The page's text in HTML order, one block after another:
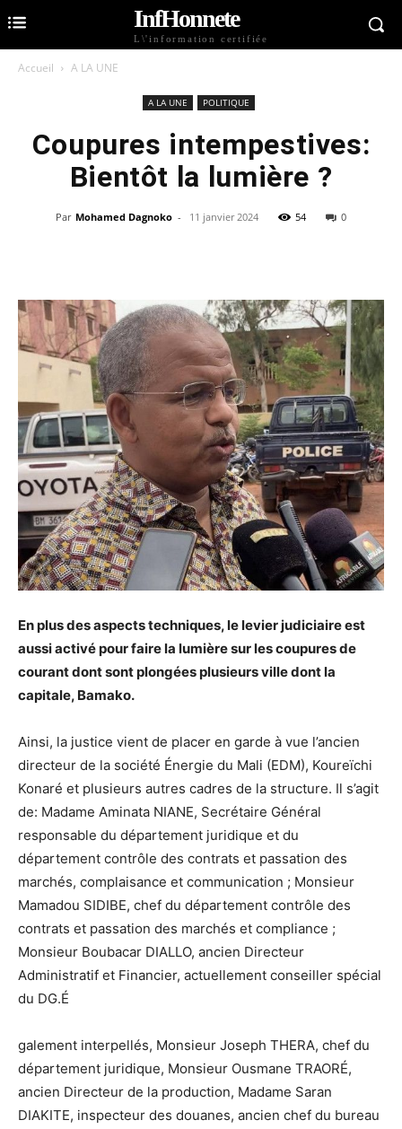
InfHonnete
L\'information certifiée
Accueil A LA UNE
A LA UNE POLITIQUE
Coupures intempestives:
Bientôt la lumière ?
Par Mohamed Dagnoko - 11 janvier 2024 54 0
En plus des aspects techniques, le levier judiciaire est
aussi activé pour faire la lumière sur les coupures de
courant dont sont plongées plusieurs ville dont la
capitale, Bamako.
Ainsi, la justice vient de placer en garde à vue l’ancien
directeur de la société Énergie du Mali (EDM), Koureïchi
Konaré et plusieurs autres cadres de la structure. Il s’agit
de: Madame Aminata NIANE, Secrétaire Général
responsable du département juridique et du
département contrôle des contrats et passation des
marchés, complaisance et communication ; Monsieur
Mamadou SIDIBE, chef du département contrôle des
contrats et passation des marchés et compliance ;
Monsieur Boubacar DIALLO, ancien Directeur
Administratif et Financier, actuellement conseiller spécial
du DG.É
galement interpellés, Monsieur Joseph THERA, chef du
département juridique, Monsieur Ousmane TRAORÉ,
ancien Directeur de la production, Madame Saran
DIAKITE, inspecteur des douanes, ancien chef du bureau